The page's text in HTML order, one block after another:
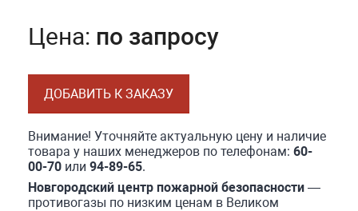
Цена: по запросу
ДОБАВИТЬ К ЗАКАЗУ
Внимание! Уточняйте актуальную цену и наличие
товара у наших менеджеров по телефонам: 60-
00-70 или 94-89-65.
Новгородский центр пожарной безопасности —
противогазы по низким ценам в Великом